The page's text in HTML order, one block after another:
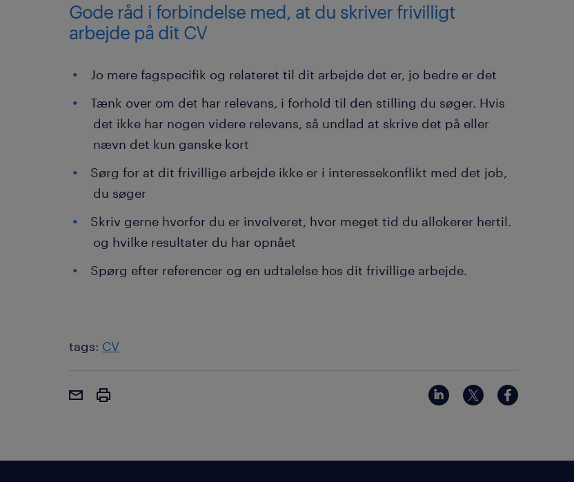
Gode råd i forbindelse med, at du skriver frivilligt
arbejde på dit CV
Jo mere fagspecifik og relateret til dit arbejde det er, jo bedre er det
Tænk over om det har relevans, i forhold til den stilling du søger. Hvis
det ikke har nogen videre relevans, så undlad at skrive det på eller
nævn det kun ganske kort
Sørg for at dit frivillige arbejde ikke er i interessekonflikt med det job,
du søger
Skriv gerne hvorfor du er involveret, hvor meget tid du allokerer hertil.
og hvilke resultater du har opnået
Spørg efter referencer og en udtalelse hos dit frivillige arbejde.
tags: CV